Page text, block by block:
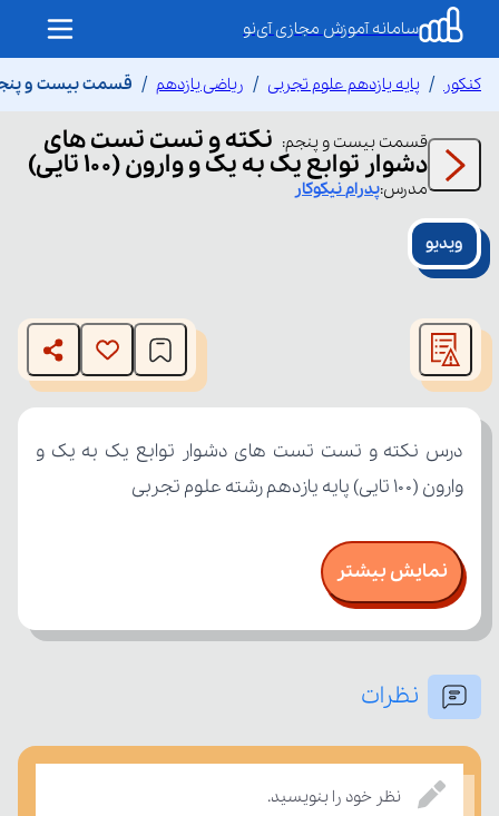
سامانه آموزش مجازی آی‌نو
کنکور پایه یازدهم علوم تجربی ریاضی یازدهم قسمت بیست و پنجم
قسمت بیست و پنجم: نکته و تست تست های
دشوار توابع یک به یک و وارون (۱۰۰ تایی)
مدرس:پدرامنیکوکار
ویدیو
modal
window.
The media could not be loaded, either because the server
or network failed or because the format is not supported.
وارون (۱۰۰ تایی) پایه یازدهم رشته علوم تجربی
نمایش بیشتر
نظرات
نظر خود را بنویسید.